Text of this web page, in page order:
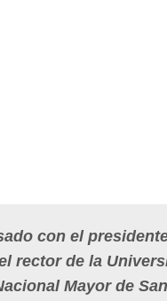
con el
rector de la
Mayor de